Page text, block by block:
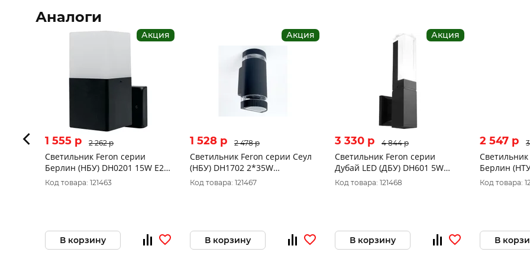
Аналоги
Акция
1 555 p 2 262 p
Светильник Feron серии
Берлин (НБУ) DH0201 15W E27
230V IP44 черный на стену
вверх 120*80*200мм 11680
Код товара: 121463
В корзину
Акция
1 528 p 2 478 p
Светильник Feron серии Сеул
(НБУ) DH1702 2*35W
2*GU10,230V IP54 черный на
стену 110*105*230мм 48318
Код товара: 121467
В корзину
Акция
3 330 p 4 844 p
Светильник Feron серии
Дубай LED (ДБУ) DH601 5W
4000К 230V 250Lm IP54 5LED
COB на стену черный корпус
Код товара: 121468
В корзину
2 547 p
Берлин
230V IP44
розеткой
Код товара:
В